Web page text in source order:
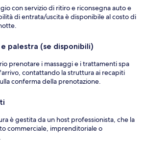
con servizio di ritiro e riconsegna auto e
di entrata/uscita è disponibile al costo di
e palestra (se disponibili)
prenotare i massaggi e i trattamenti spa
contattando la struttura ai recapiti
conferma della prenotazione.
è gestita da un host professionista, che la
commerciale, imprenditoriale o